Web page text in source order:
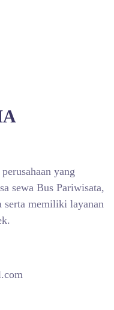
yang
sewa Bus Pariwisata,
serta memiliki layanan